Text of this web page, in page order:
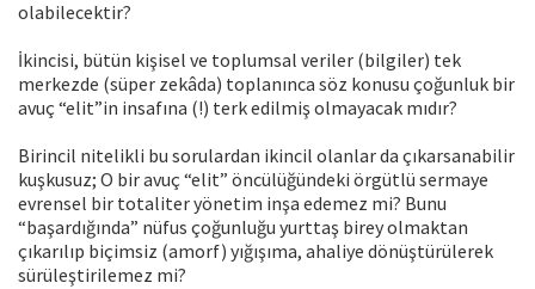
olabilecektir?
İkincisi, bütün kişisel ve toplumsal veriler (bilgiler) tek
merkezde (süper zekâda) toplanınca söz konusu çoğunluk bir
avuç “elit”in insafına (!) terk edilmiş olmayacak mıdır?
Birincil nitelikli bu sorulardan ikincil olanlar da çıkarsanabilir
kuşkusuz; O bir avuç “elit” öncülüğündeki örgütlü sermaye
evrensel bir totaliter yönetim inşa edemez mi? Bunu
“başardığında” nüfus çoğunluğu yurttaş birey olmaktan
çıkarılıp biçimsiz (amorf) yığışıma, ahaliye dönüştürülerek
sürüleştirilemez mi?